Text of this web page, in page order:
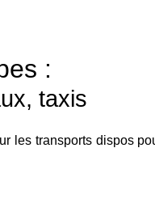
:
taxis
les transports dispos